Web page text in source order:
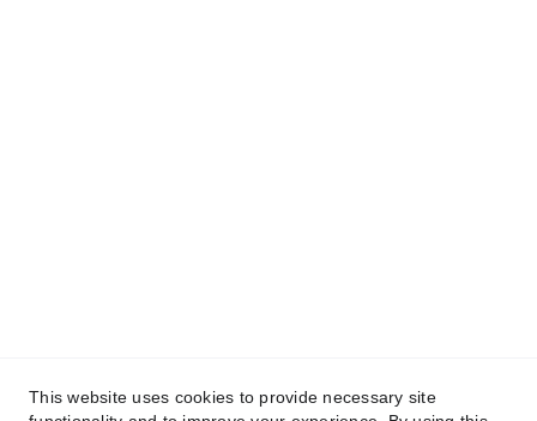
This website uses cookies to provide necessary site